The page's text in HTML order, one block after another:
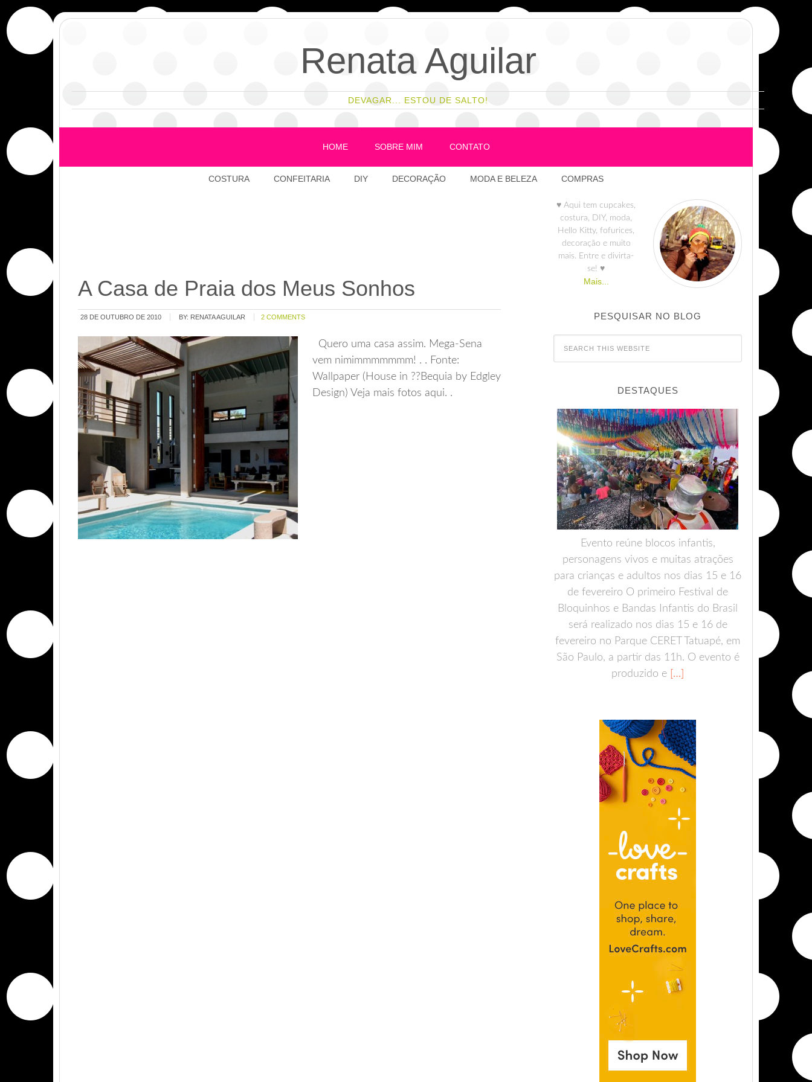
Renata Aguilar
DEVAGAR... ESTOU DE SALTO!
HOME SOBRE MIM CONTATO
COSTURA CONFEITARIA DIY DECORAÇÃO MODA E BELEZA COMPRAS
A Casa de Praia dos Meus Sonhos
28 DE OUTUBRO DE 2010 BY: RENATA AGUILAR 2 COMMENTS
Quero uma casa assim. Mega-Sena
vem nimimmmmmmm! . . Fonte:
Wallpaper (House in ??Bequia by Edgley
Design) Veja mais fotos aqui. .
♥ Aqui tem cupcakes,
costura, DIY, moda,
Hello Kitty, fofurices,
decoração e muito
mais. Entre e divirta-
se! ♥
Mais...
PESQUISAR NO BLOG
DESTAQUES
Evento reúne blocos infantis,
personagens vivos e muitas atrações
para crianças e adultos nos dias 15 e 16
de fevereiro O primeiro Festival de
Bloquinhos e Bandas Infantis do Brasil
será realizado nos dias 15 e 16 de
fevereiro no Parque CERET Tatuapé, em
São Paulo, a partir das 11h. O evento é
produzido e […]